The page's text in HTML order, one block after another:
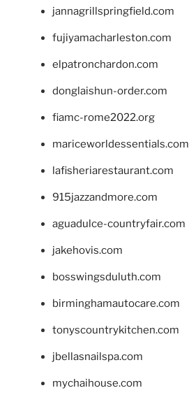
jannagrillspringfield.com
fujiyamacharleston.com
elpatronchardon.com
donglaishun-order.com
fiamc-rome2022.org
mariceworldessentials.com
lafisheriarestaurant.com
915jazzandmore.com
aguadulce-countryfair.com
jakehovis.com
bosswingsduluth.com
birminghamautocare.com
tonyscountrykitchen.com
jbellasnailspa.com
mychaihouse.com